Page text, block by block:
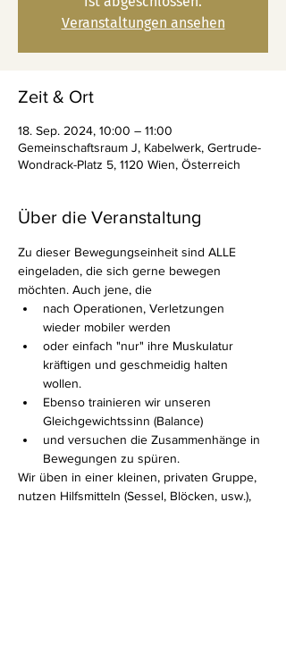
Veranstaltungen ansehen
Zeit & Ort
18. Sep. 2024, 10:00 – 11:00
Gemeinschaftsraum J, Kabelwerk, Gertrude-
Wondrack-Platz 5, 1120 Wien, Österreich
Über die Veranstaltung
Zu dieser Bewegungseinheit sind ALLE
eingeladen, die sich gerne bewegen
möchten. Auch jene, die
nach Operationen, Verletzungen
wieder mobiler werden
oder einfach "nur" ihre Muskulatur
kräftigen und geschmeidig halten
wollen.
Ebenso trainieren wir unseren
Gleichgewichtssinn (Balance)
und versuchen die Zusammenhänge in
Bewegungen zu spüren.
Wir üben in einer kleinen, privaten Gruppe,
nutzen Hilfsmitteln (Sessel, Blöcken, usw.),